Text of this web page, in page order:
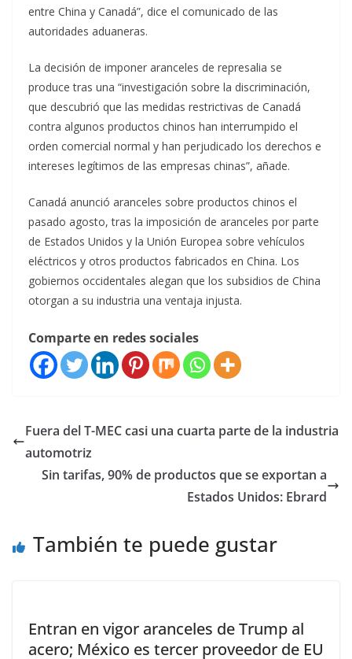
entre China y Canadá”, dice el comunicado de las
autoridades aduaneras.
La decisión de imponer aranceles de represalia se
produce tras una “investigación sobre la discriminación,
que descubrió que las medidas restrictivas de Canadá
contra algunos productos chinos han interrumpido el
orden comercial normal y han perjudicado los derechos e
intereses legítimos de las empresas chinas”, añade.
Canadá anunció aranceles sobre productos chinos el
pasado agosto, tras la imposición de aranceles por parte
de Estados Unidos y la Unión Europea sobre vehículos
eléctricos y otros productos fabricados en China. Los
gobiernos occidentales alegan que los subsidios de China
otorgan a su industria una ventaja injusta.
Comparte en redes sociales
Fuera del T-MEC casi una cuarta parte de la industria
automotriz
Sin tarifas, 90% de productos que se exportan a
Estados Unidos: Ebrard
También te puede gustar
Entran en vigor aranceles de Trump al
acero; México es tercer proveedor de EU